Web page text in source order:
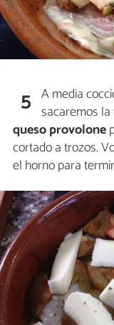
5 A media
sacaremos
queso provolone
cortado a trozos.
el horno para